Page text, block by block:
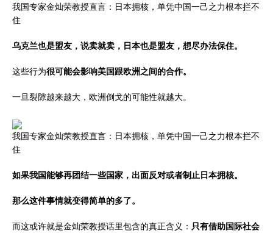
我国专家金灿荣教授直言：日本拥核，单凭中国一己之力根本拦不
住
乌克兰也是盟友，说卖就卖，日本也是盟友，想尽办法保住。
这些行为很可能会影响美国跟欧洲之间的合作。
一旦裂隙越来越大，欧洲倒戈的可能性就越大。
我国专家金灿荣教授直言：日本拥核，单凭中国一己之力根本拦不
住
如果我国能够再团结一些国家，出面反对或者制止日本拥核。
那么这件事情就变得简单的多了。
而这或许就是金灿荣教授话里包含的真正含义： 只有借助国际社会